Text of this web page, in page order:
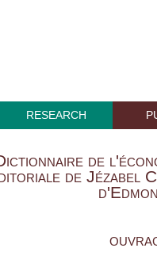
RESEARCH
de
de Jézabel